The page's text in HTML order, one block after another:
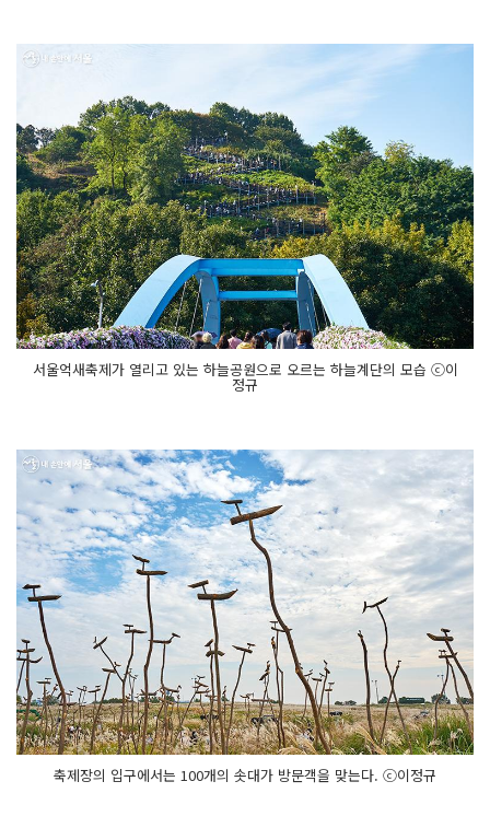
서울억새축제가 열리고 있는 하늘공원으로 오르는 하늘계단의 모습 ⓒ이
정규
축제장의 입구에서는 100개의 솟대가 방문객을 맞는다. ⓒ이정규